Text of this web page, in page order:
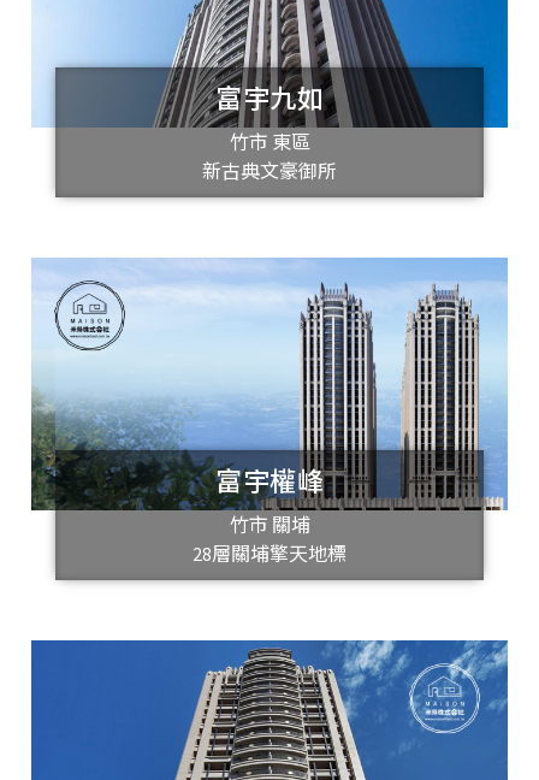
富宇九如
竹市 東區
新古典文豪御所
富宇權峰
竹市 關埔
28層關埔擎天地標